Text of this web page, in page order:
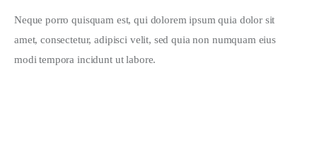
Neque porro quisquam est, qui dolorem ipsum quia dolor sit
amet, consectetur, adipisci velit, sed quia non numquam eius
modi tempora incidunt ut labore.